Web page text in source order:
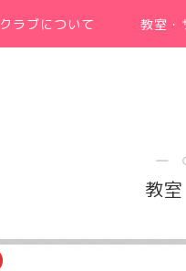
クラブについて 教室・
―
教